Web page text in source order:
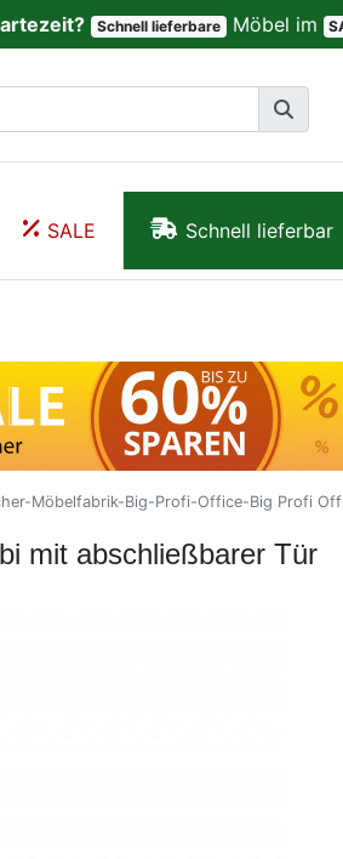
Schnell lieferbare Möbel im
SALE Schnell lieferbar
Möbelfabrik-Big-Profi-Office-Big Profi
mit abschließbarer Tür